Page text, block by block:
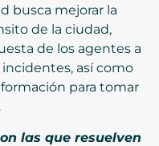
busca mejorar la
de la ciudad,
de los agentes a
así como
para tomar
las que resuelven